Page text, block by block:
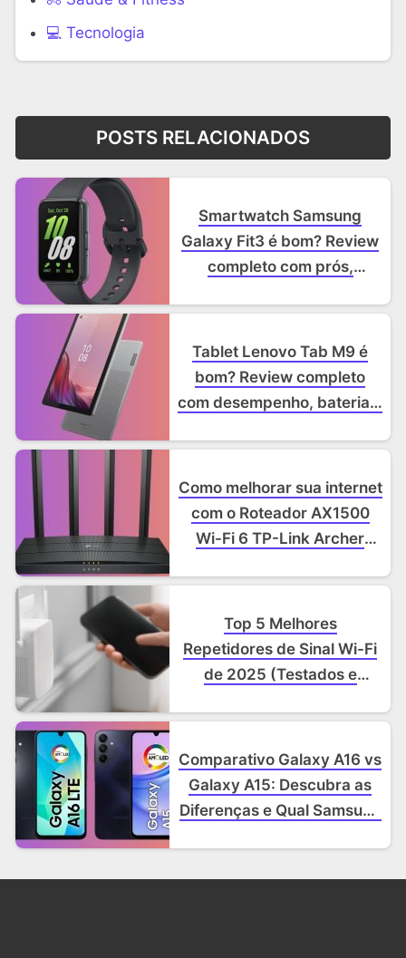
‍💻 Tecnologia
POSTS RELACIONADOS
Smartwatch Samsung
Galaxy Fit3 é bom? Review
completo com prós,
Tablet Lenovo Tab M9 é
bom? Review completo
com desempenho, bateria e
Como melhorar sua internet
com o Roteador AX1500
Wi-Fi 6 TP-Link Archer
Top 5 Melhores
Repetidores de Sinal Wi-Fi
de 2025 (Testados e
Comparativo Galaxy A16 vs
Galaxy A15: Descubra as
Diferenças e Qual Samsung